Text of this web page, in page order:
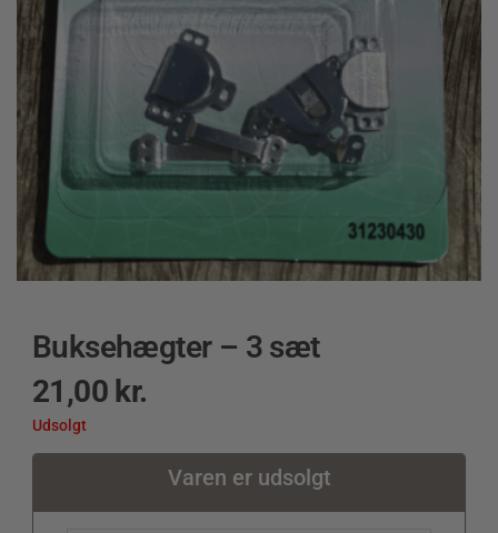
Buksehægter – 3 sæt
21,00 kr.
Udsolgt
Varen er udsolgt